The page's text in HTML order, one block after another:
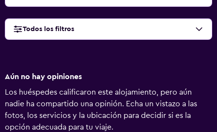
Todos los filtros
Aún no hay opiniones
Los huéspedes calificaron este alojamiento, pero aún
nadie ha compartido una opinión. Echa un vistazo a las
fotos, los servicios y la ubicación para decidir si es la
opción adecuada para tu viaje.